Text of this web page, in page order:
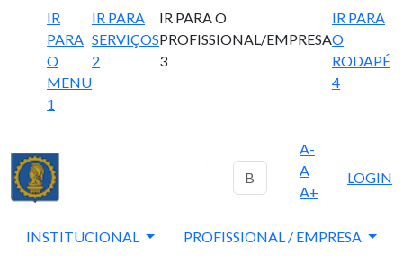
IR
PARA
O
MENU
1
IR PARA
SERVIÇOS
2
IR PARA O
PROFISSIONAL/EMPRESA
3
IR PARA
O
RODAPÉ
4
A-
A
A+
LOGIN
INSTITUCIONAL PROFISSIONAL / EMPRESA